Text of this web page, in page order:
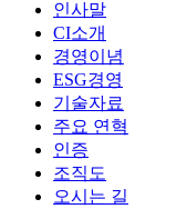
인사말
CI소개
경영이념
ESG경영
기술자료
주요 연혁
인증
조직도
오시는 길